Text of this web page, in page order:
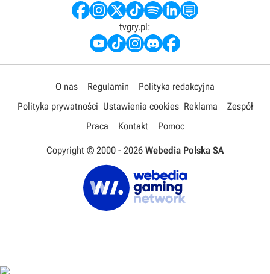
tvgry.pl:
O nas Regulamin
Polityka redakcyjna
Polityka prywatności Ustawienia cookies Reklama
Zespół
Praca
Kontakt Pomoc
Copyright © 2000 - 2026 Webedia Polska SA